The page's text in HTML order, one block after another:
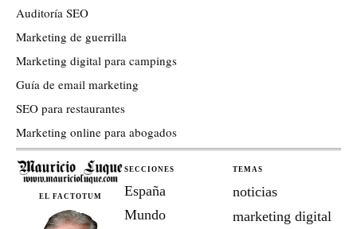
Auditoría SEO
Marketing de guerrilla
Marketing digital para campings
Guía de email marketing
SEO para restaurantes
Marketing online para abogados
EL FACTOTUM
SECCIONES
España
Mundo
TEMAS
noticias
marketing digital